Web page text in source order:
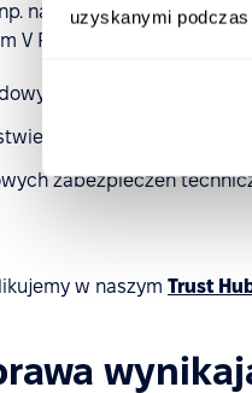
uzyskanymi
na potrzeby
V RODO, z wykorzystaniem:
Klauzul Umownych
odpowiedni
zabezpieczeń
w naszym Trust